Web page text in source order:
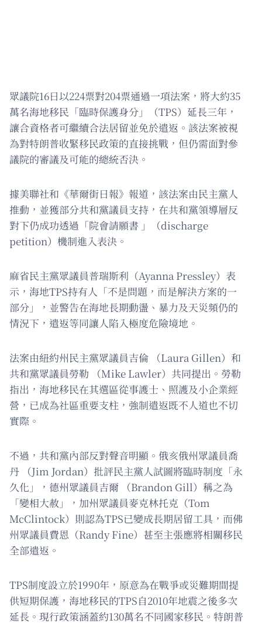
眾議院16日以224票對204票通過一項法案，將大約35
萬名海地移民「臨時保護身分」（TPS）延長三年，
讓合資格者可繼續合法居留並免於遣返。該法案被視
為對特朗普收緊移民政策的直接挑戰，但仍需面對參
議院的審議及可能的總統否決。
據美聯社和《華爾街日報》報道，該法案由民主黨人
推動，並獲部分共和黨議員支持，在共和黨領導層反
對下仍成功透過「院會請願書 」（discharge
petition）機制進入表決。
麻省民主黨眾議員普瑞斯利（Ayanna Pressley）表
示，海地TPS持有人「不是問題，而是解決方案的一
部分」，並警告在海地長期動盪、暴力及天災頻仍的
情況下，遣返等同讓人陷入極度危險境地。
法案由紐約州民主黨眾議員吉倫 （Laura Gillen）和
共和黨眾議員勞勒 （Mike Lawler）共同提出。勞勒
指出，海地移民在其選區從事護士、照護及小企業經
營，已成為社區重要支柱，強制遣返既不人道也不切
實際。
不過，共和黨內部反對聲音明顯。俄亥俄州眾議員喬
丹 （Jim Jordan）批評民主黨人試圖將臨時制度「永
久化」，德州眾議員吉爾 （Brandon Gill）稱之為
「變相大赦」，加州眾議員麥克林托克（Tom
McClintock）則認為TPS已變成長期居留工具，而佛
州眾議員費恩（Randy Fine）甚至主張應將相關移民
全部遣返。
TPS制度設立於1990年，原意為在戰爭或災難期間提
供短期保護，海地移民的TPS自2010年地震之後多次
延長。現行政策涵蓋約130萬名不同國家移民。特朗普